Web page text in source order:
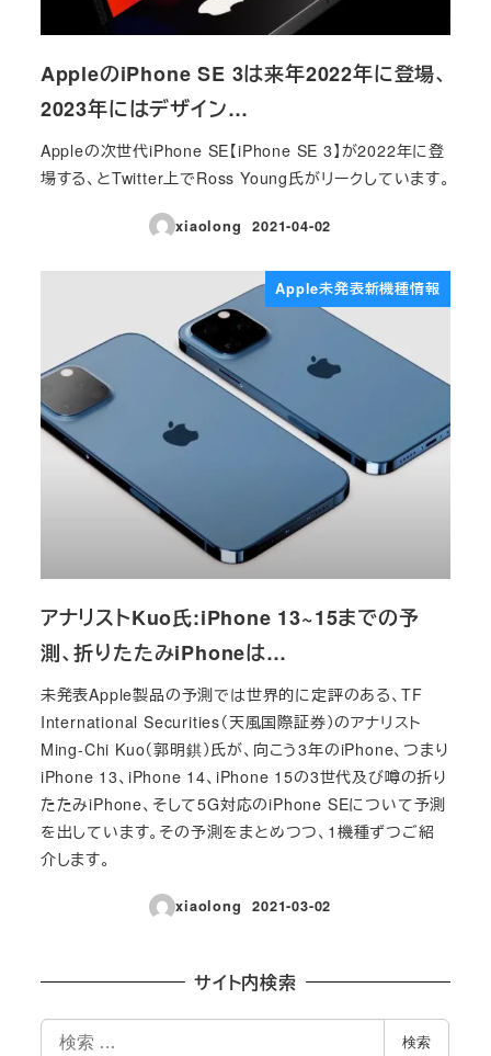
AppleのiPhone SE 3は来年2022年に登場、
2023年にはデザイン…
Appleの次世代iPhone SE【iPhone SE 3】が2022年に登
場する、とTwitter上でRoss Young氏がリークしています。
xiaolong
投稿日
2021-04-02
Apple未発表新機種情報
アナリストKuo氏:iPhone 13~15までの予
測、折りたたみiPhoneは…
未発表Apple製品の予測では世界的に定評のある、TF
International Securities（天風国際証券）のアナリスト
Ming-Chi Kuo（郭明錤）氏が、向こう3年のiPhone、つまり
iPhone 13、iPhone 14、iPhone 15の3世代及び噂の折り
たたみiPhone、そして5G対応のiPhone SEについて予測
を出しています。その予測をまとめつつ、1機種ずつご紹
介します。
xiaolong
投稿日
2021-03-02
サイト内検索
検
検索